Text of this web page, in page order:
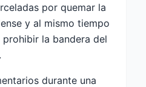
por quemar la
y al mismo tiempo
la bandera del
durante una